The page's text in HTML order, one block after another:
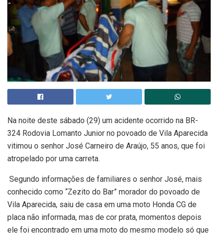
Na noite deste sábado (29) um acidente ocorrido na BR-
324 Rodovia Lomanto Junior no povoado de Vila Aparecida
vitimou o senhor José Carneiro de Araújo, 55 anos, que foi
atropelado por uma carreta.
Segundo informações de familiares o senhor José, mais
conhecido como “Zezito do Bar” morador do povoado de
Vila Aparecida, saiu de casa em uma moto Honda CG de
placa não informada, mas de cor prata, momentos depois
ele foi encontrado em uma moto do mesmo modelo só que